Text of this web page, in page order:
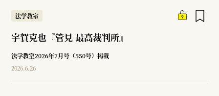
法学教室
宇賀克也『管見 最高裁判所』
法学教室2026年7月号（550号）掲載
2026.6.26